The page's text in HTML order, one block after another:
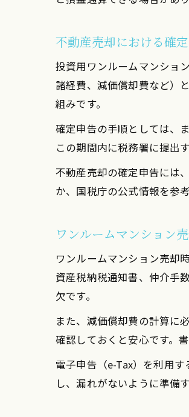
不動産売却における確
投資用ワンルームマンショ
諸経費、減価償却費など）
組みです。
確定申告の手順としては、
この期間内に税務署に提出
不動産売却の確定申告には
か、国税庁の公式情報を参
ワンルームマンション
ワンルームマンション売却
資産税納税通知書、仲介手
欠です。
また、減価償却費の計算に
確認しておくと安心です。
電子申告（e-Tax）を利用
し、漏れがないように準備